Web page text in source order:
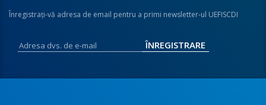
Înregistraţi-vă adresa de email pentru a primi newsletter-ul UEFISCDI